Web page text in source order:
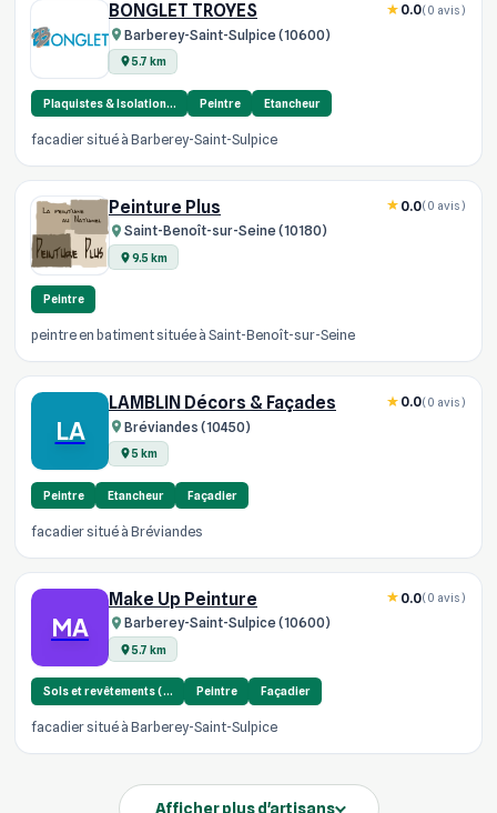
BONGLET TROYES
Barberey-Saint-Sulpice (10600)
5.7 km
0.0(0 avis)
Plaquistes & Isolation… Peintre Etancheur
facadier situé à Barberey-Saint-Sulpice
Peinture Plus
Saint-Benoît-sur-Seine (10180)
9.5 km
0.0(0 avis)
Peintre
peintre en batiment située à Saint-Benoît-sur-Seine
LA
LAMBLIN Décors & Façades
Bréviandes (10450)
5 km
0.0(0 avis)
Peintre Etancheur Façadier
facadier situé à Bréviandes
MA
Make Up Peinture
Barberey-Saint-Sulpice (10600)
5.7 km
0.0(0 avis)
Sols et revêtements (… Peintre Façadier
facadier situé à Barberey-Saint-Sulpice
Afficher plus d'artisans